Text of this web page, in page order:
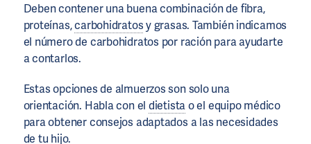
Deben contener una buena combinación de fibra,
proteínas,carbohidratosy grasas. También indicamos
el número de carbohidratos por ración para ayudarte
a contarlos.
Estas opciones de almuerzos son solo una
orientación. Habla con el dietistao el equipo médico
para obtener consejos adaptados a las necesidades
de tu hijo.